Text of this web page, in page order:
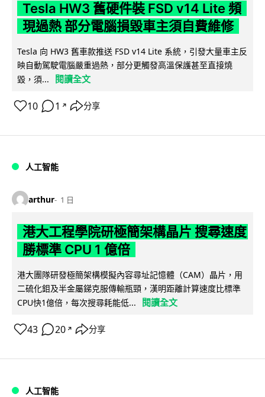
Tesla HW3 舊硬件裝 FSD v14 Lite 頻
現過熱 部分電腦損毀車主須自費維修
Tesla 向 HW3 舊車款推送 FSD v14 Lite 系統，引發大量車主反
映自動駕駛電腦嚴重過熱，部分更觸發高溫保護甚至直接燒
毀，須...
閱讀全文
10 1 ↗ 分享
人工智能
arthur 1 日
港大工程學院研極簡架構晶片 搜尋速度
勝標準 CPU 1 億倍
港大團隊研發極簡架構模擬內容尋址記憶體（CAM）晶片，用
二硫化鉬及半金屬銻克服傳輸瓶頸，漢明距離計算速度比標準
CPU快1億倍，每次搜尋耗能低...
閱讀全文
43 20 ↗ 分享
人工智能